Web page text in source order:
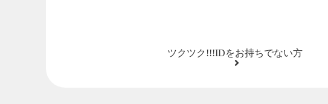
ツクツク!!!IDをお持ちでない方